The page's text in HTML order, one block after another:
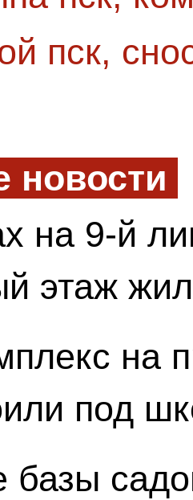
пск,
новости
на 9-й
этаж
на
под
базы